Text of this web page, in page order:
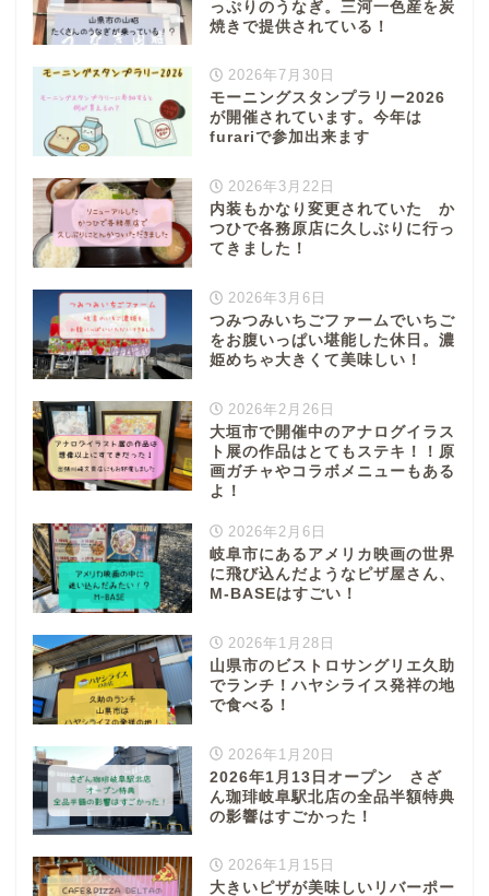
っぷりのうなぎ。三河一色産を炭
焼きで提供されている！
2026年7月30日
モーニングスタンプラリー2026
が開催されています。今年は
furariで参加出来ます
2026年3月22日
内装もかなり変更されていた か
つひで各務原店に久しぶりに行っ
てきました！
2026年3月6日
つみつみいちごファームでいちご
をお腹いっぱい堪能した休日。濃
姫めちゃ大きくて美味しい！
2026年2月26日
大垣市で開催中のアナログイラス
ト展の作品はとてもステキ！！原
画ガチャやコラボメニューもある
よ！
2026年2月6日
岐阜市にあるアメリカ映画の世界
に飛び込んだようなピザ屋さん、
M-BASEはすごい！
2026年1月28日
山県市のビストロサングリエ久助
でランチ！ハヤシライス発祥の地
で食べる！
2026年1月20日
2026年1月13日オープン さざ
ん珈琲岐阜駅北店の全品半額特典
の影響はすごかった！
2026年1月15日
大きいピザが美味しいリバーポー